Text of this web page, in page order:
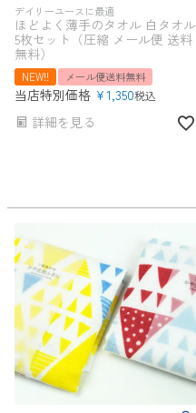
デイリーユースに最適
ほどよく薄手のタオル 白タオル
5枚セット（圧縮 メール便 送料
無料）
NEW!! メール便送料無料
当店特別価格 ¥1,350税込
詳細を見る